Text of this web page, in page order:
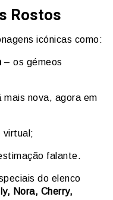
Rostos
icónicas como:
– os gémeos
mais nova, agora em
virtual;
falante.
do elenco
Nora, Cherry,